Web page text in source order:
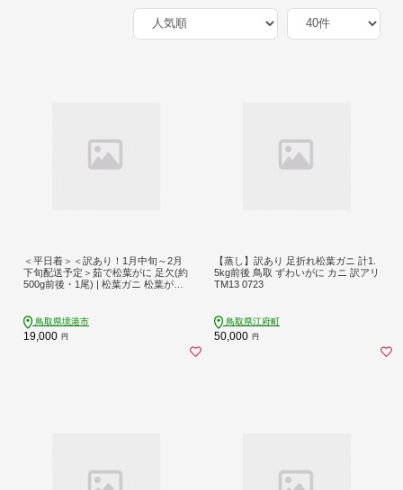
＜平日着＞＜訳あり！1月中旬～2月
下旬配送予定＞茹で松葉がに 足欠(約
500g前後・1尾) | 松葉ガニ 松葉がに
海鮮 魚介 魚介類 訳あり 足折れ 足欠
け 家庭用 味重視 旨味 カニ味噌 贅沢
食材 冬限定 期間限定 冷蔵 冷凍 お取
鳥取県境港市
19,000 円
【蒸し】訳あり 足折れ松葉ガニ 計1.
5kg前後 鳥取 ずわいがに カニ 訳アリ
TM13 0723
鳥取県江府町
50,000 円